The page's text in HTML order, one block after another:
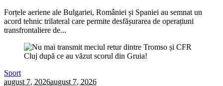
Forțele aeriene ale Bulgariei, României și Spaniei au semnat un
acord tehnic trilateral care permite desfășurarea de operațiuni
transfrontaliere de...
Sport
august 7, 2026august 7, 2026